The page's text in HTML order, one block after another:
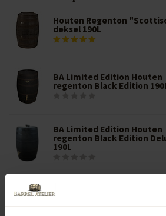
Houten Regenton
deksel 190L
BA Limited Edition Houten
regenton Black Edition
BA Limited Edition Houten
regenton Black Edition
190L
Houten Regenton Whisky
"Lowland Deluxe" 190L